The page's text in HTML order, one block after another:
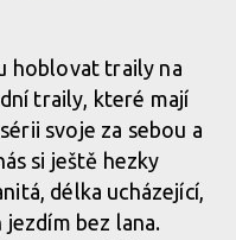
hoblovat traily na
traily, které mají
svoje za sebou a
si ještě hezky
délka ucházející,
bez lana.